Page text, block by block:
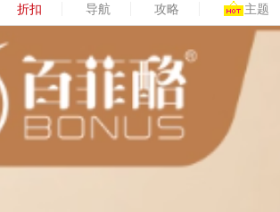
折扣 导航 攻略 主题